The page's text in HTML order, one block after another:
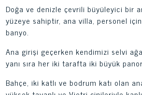
Doğa ve denizle çevrili büyüleyici bir
yüzeye sahiptir, ana villa, personel
banyo.
Ana girişi geçerken kendimizi selvi
yanı sıra her iki tarafta iki büyük
Bahçe, iki katlı ve bodrum katı olan